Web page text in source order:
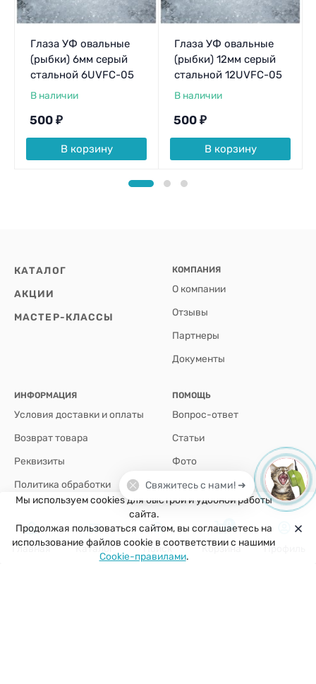
Глаза УФ овальные
(рыбки) 6мм серый
стальной 6UVFC-05
В наличии
500 ₽
В корзину
Глаза УФ овальные
(рыбки) 12мм серый
стальной 12UVFC-05
В наличии
500 ₽
В корзину
КАТАЛОГ
АКЦИИ
МАСТЕР-КЛАССЫ
КОМПАНИЯ
О компании
Отзывы
Партнеры
Документы
ИНФОРМАЦИЯ
Условия доставки и оплаты
Возврат товара
Реквизиты
Политика обработки
персональных данных
ПОМОЩЬ
Вопрос-ответ
Статьи
Фото
+7(926)907-64-35
Мы используем cookies для быстрой и удобной работы
сайта.
Продолжая пользоваться сайтом, вы соглашаетесь на
использование файлов cookie в соответствии с нашими
Cookie-правилами.
Главная Каталог Поиск
0
Корзина Профиль
Свяжитесь с нами! ➜